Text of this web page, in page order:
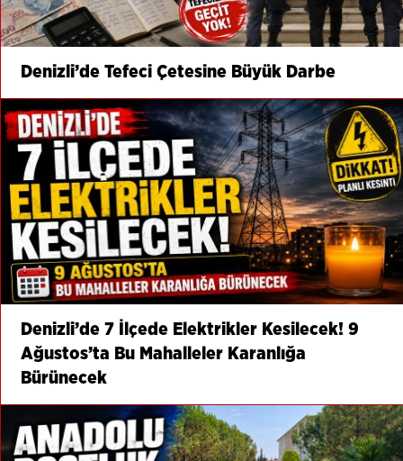
Denizli’de Tefeci Çetesine Büyük Darbe
Denizli’de 7 İlçede Elektrikler Kesilecek! 9
Ağustos’ta Bu Mahalleler Karanlığa
Bürünecek